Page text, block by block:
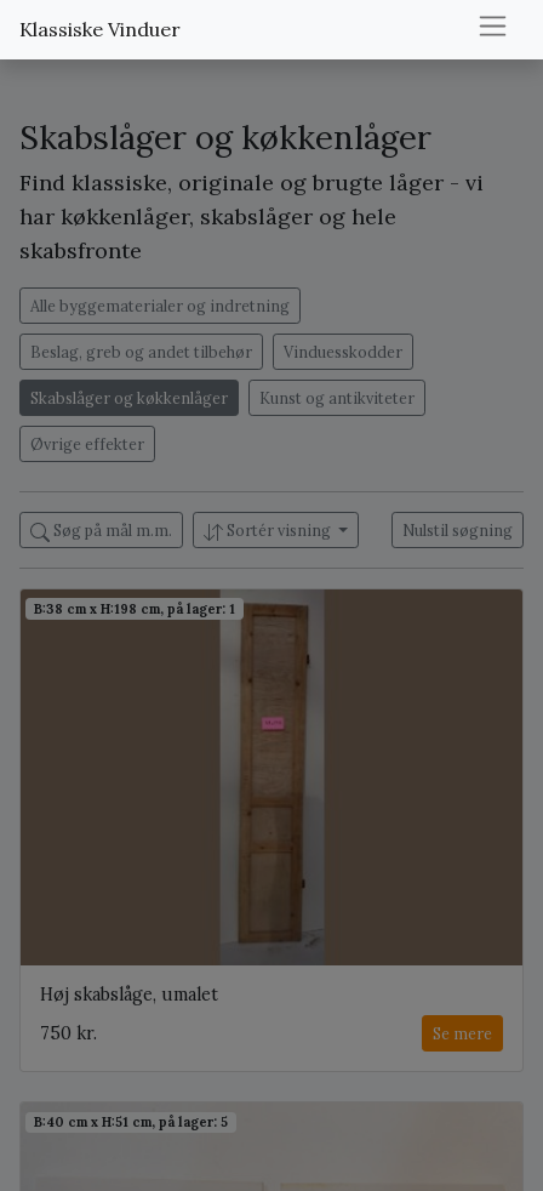
Klassiske Vinduer
Skabslåger og køkkenlåger
Find klassiske, originale og brugte låger - vi
har køkkenlåger, skabslåger og hele
skabsfronte
Alle byggematerialer og indretning
Beslag, greb og andet tilbehør Vinduesskodder
Skabslåger og køkkenlåger Kunst og antikviteter
Øvrige effekter
Søg på mål m.m. Sortér visning Nulstil søgning
B:38 cm x H:198 cm, på lager: 1
Høj skabslåge, umalet
750 kr.
Se mere
B:40 cm x H:51 cm, på lager: 5